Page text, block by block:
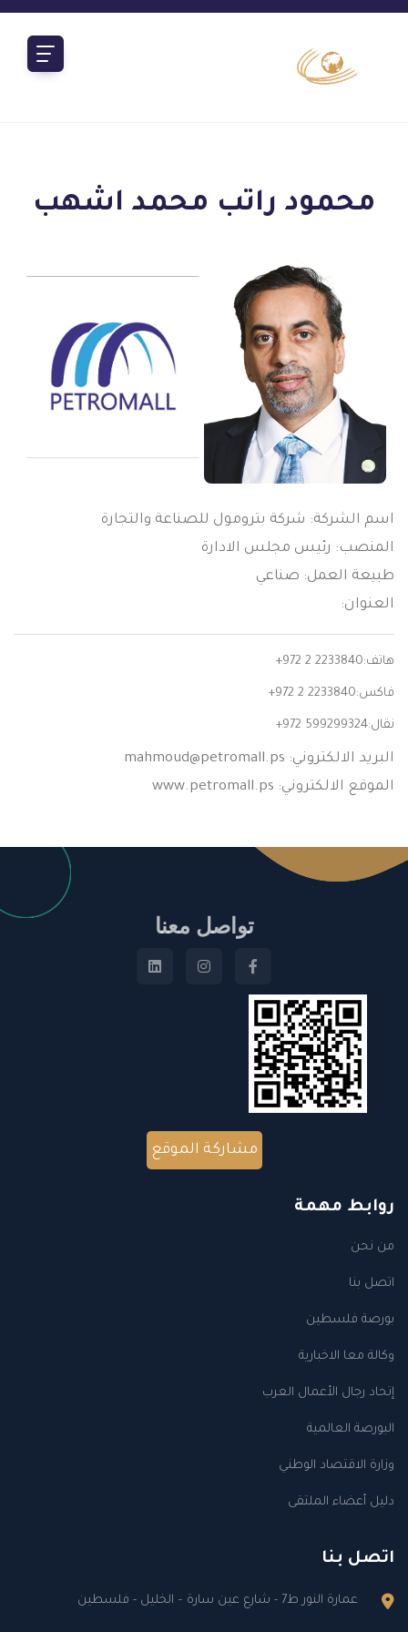
محمود راتب محمد اشهب
اسم الشركة: شركة بترومول للصناعة والتجارة
المنصب: رئيس مجلس الادارة
طبيعة العمل: صناعي
العنوان:
هاتف:+972 2 2233840
فاكس:+972 2 2233840
نقال:+972 599299324
البريد الالكتروني: mahmoud@petromall.ps
الموقع الالكتروني: www.petromall.ps
تواصل معنا
مشاركة الموقع
روابط مهمة
من نحن
اتصل بنا
بورصة فلسطين
وكالة معا الاخبارية
إتحاد رجال الأعمال العرب
البورصة العالمية
وزارة الاقتصاد الوطني
دليل أعضاء الملتقى
اتصل بنا
عمارة النور ط7 - شارع عين سارة – الخليل - فلسطين